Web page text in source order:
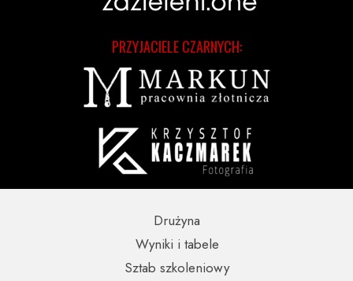
PRZYJACIELE CZARNYCH:
Wyniki i tabele
Sztab szkoleniowy
Drużyna